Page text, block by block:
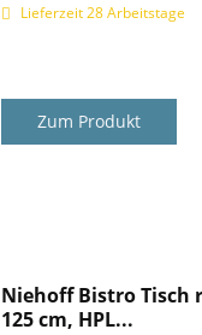
Lieferzeit 28 Arbeitstage
Zum Produkt
Niehoff Bistro Tisch
125 cm, HPL...